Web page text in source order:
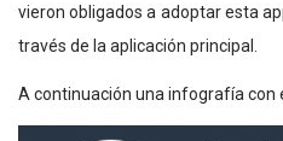
vieron obligados a adoptar esta
través de la aplicación principal.
A continuación una infografía con